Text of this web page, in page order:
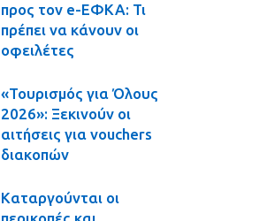
προς τον e-ΕΦΚΑ: Τι
πρέπει να κάνουν οι
οφειλέτες
«Τουρισμός για Όλους
2026»: Ξεκινούν οι
αιτήσεις για vouchers
διακοπών
Καταργούνται οι